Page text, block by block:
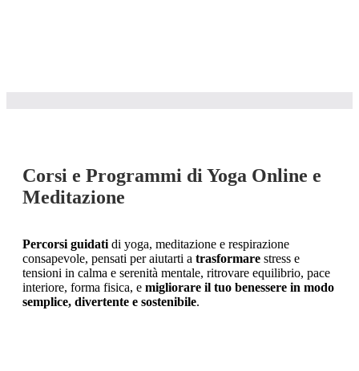
Corsi e Programmi di Yoga Online e
Meditazione
Percorsi guidati di yoga, meditazione e respirazione
consapevole, pensati per aiutarti a trasformare stress e
tensioni in calma e serenità mentale, ritrovare equilibrio, pace
interiore, forma fisica, e migliorare il tuo benessere in modo
semplice, divertente e sostenibile.